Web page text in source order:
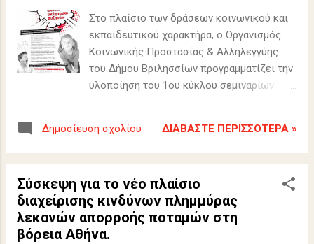
Στο πλαίσιο των δράσεων κοινωνικού και
εκπαιδευτικού χαρακτήρα, ο Οργανισμός
Κοινωνικής Προστασίας & Αλληλεγγύης
του Δήμου Βριλησσίων προγραμματίζει την
υλοποίηση του 1ου κύκλου σεμιναρίων
Δημοσίευση σχολίου ΔΙΑΒΆΣΤΕ ΠΕΡΙΣΣΌΤΕΡΑ »
Σύσκεψη για το νέο πλαίσιο
διαχείρισης κινδύνων πλημμύρας
λεκανών απορροής ποταμών στη
βόρεια Αθήνα.